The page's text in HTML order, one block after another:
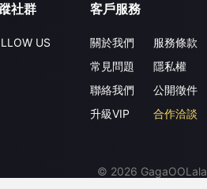
社群
US
客戶服務
關於我們
常見問題
聯絡我們
升級VIP
服務條款
隱私權
公開徵件
合作洽談
© 2026 GagaOOLala